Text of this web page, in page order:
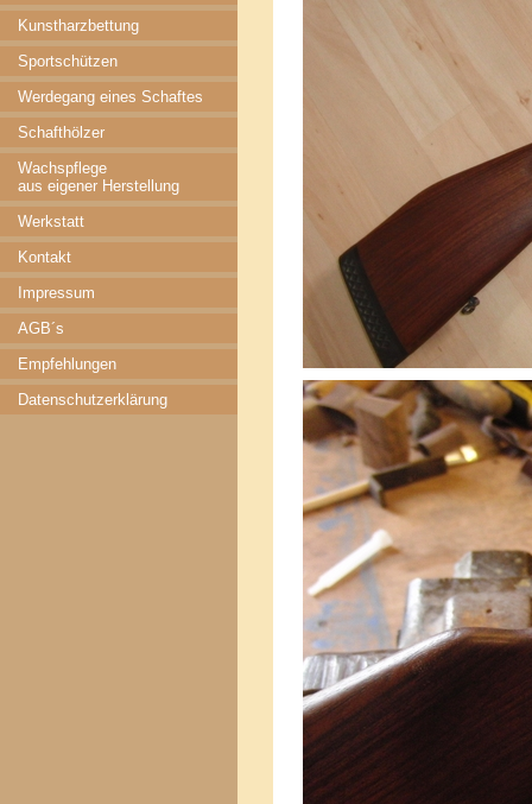
Kunstharzbettung
Sportschützen
Werdegang eines Schaftes
Schafthölzer
Wachspflege
aus eigener Herstellung
Werkstatt
Kontakt
Impressum
AGB´s
Empfehlungen
Datenschutzerklärung